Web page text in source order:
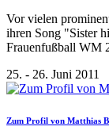
Vor vielen
ihren Song "Sister
Frauenfußball WM
25. - 26. Juni 2011
Zum Profil von Matthias